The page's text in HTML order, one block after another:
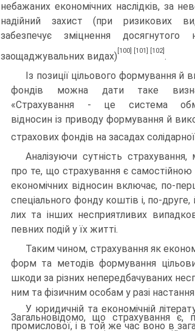
небажаних економічних наслідків, за
надійний захист (при ризикових
забезпечує зміцнення
заощаджувальних видах)
[100] [101] [102]
.
Із позиції цільового формування й
фондів можна дати таке
«Страхування - це система
відносин із приводу формування й
страхових фондів на засадах
Аналізуючи сутність
про те, що страхування є
економічних відносин включає, по-
спеціального фонду коштів і, по-
лих та інших несприятливих
певних подій у їх житті.
Таким чином, страхування як
форм та методів формування
шкоди за різних непередбачуваних
ним та фізичним особам у разі
У юридичній та економічній
Загальновідомо, що страхування є,
промислової, і в той же час воно в